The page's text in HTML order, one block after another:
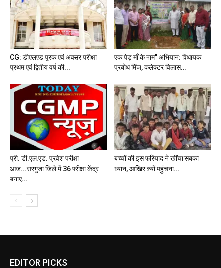
CG: डीएलएड पूरक एवं अवसर परीक्षा
प्रथम एवं द्वितीय वर्ष की...
एक पेड़ मॉं के नाम" अभियान: विधायक
प्रबोध मिंज, कलेक्टर विलास...
प्री. डी.एल.एड. प्रवेश परीक्षा
आज...सरगुजा जिले में 36 परीक्षा केंद्र
बनाए...
बच्चों की इस फरियाद ने खींचा सबका
ध्यान, आखिर क्यों पहुंचना...
EDITOR PICKS